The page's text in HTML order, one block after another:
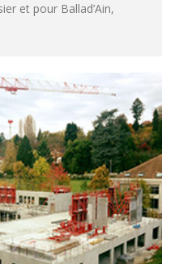
et pour Ballad’Ain,